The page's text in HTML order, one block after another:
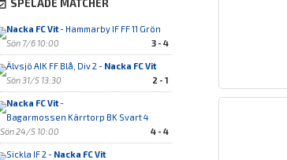
SPELADE MATCHER
Nacka FC Vit- Hammarby IF FF 11 Grön
Sön 7/6 10:00
3 - 4
Älvsjö AIK FF Blå, Div 2 - Nacka FC Vit
Sön 31/5 13:30
2 - 1
Nacka FC Vit-
Bagarmossen Kärrtorp BK Svart 4
Sön 24/5 10:00
4 - 4
Sickla IF 2 - Nacka FC Vit